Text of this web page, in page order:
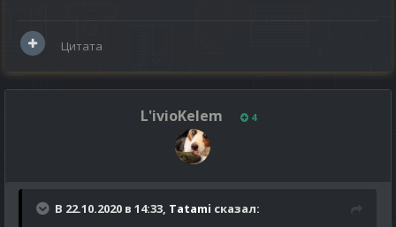
Цитата
L'ivioKelem 4
В 22.10.2020 в 14:33, Tatami сказал: